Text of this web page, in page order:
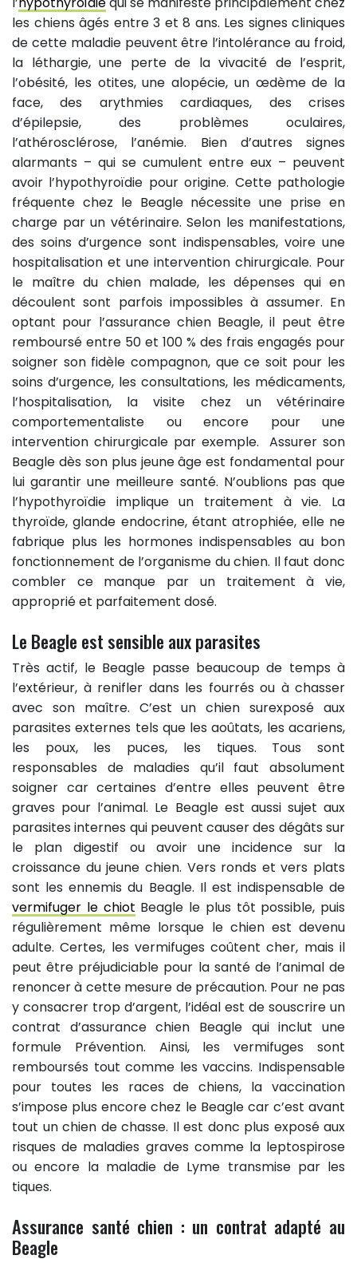
les chiens âgés entre 3 et 8 ans. Les signes cliniques
de cette maladie peuvent être l’intolérance au froid,
la léthargie, une perte de la vivacité de l’esprit,
l’obésité, les otites, une alopécie, un œdème de la
face, des arythmies cardiaques, des crises
d’épilepsie, des problèmes oculaires,
l’athérosclérose, l’anémie. Bien d’autres signes
alarmants – qui se cumulent entre eux – peuvent
avoir l’hypothyroïdie pour origine. Cette pathologie
fréquente chez le Beagle nécessite une prise en
charge par un vétérinaire. Selon les manifestations,
des soins d’urgence sont indispensables, voire une
hospitalisation et une intervention chirurgicale. Pour
le maître du chien malade, les dépenses qui en
découlent sont parfois impossibles à assumer. En
optant pour l’assurance chien Beagle, il peut être
remboursé entre 50 et 100 % des frais engagés pour
soigner son fidèle compagnon, que ce soit pour les
soins d’urgence, les consultations, les médicaments,
l’hospitalisation, la visite chez un vétérinaire
comportementaliste ou encore pour une
intervention chirurgicale par exemple. Assurer son
Beagle dès son plus jeune âge est fondamental pour
lui garantir une meilleure santé. N’oublions pas que
l’hypothyroïdie implique un traitement à vie. La
thyroïde, glande endocrine, étant atrophiée, elle ne
fabrique plus les hormones indispensables au bon
fonctionnement de l’organisme du chien. Il faut donc
combler ce manque par un traitement à vie,
approprié et parfaitement dosé.
Le Beagle est sensible aux parasites
Très actif, le Beagle passe beaucoup de temps à
l’extérieur, à renifler dans les fourrés ou à chasser
avec son maître. C’est un chien surexposé aux
parasites externes tels que les aoûtats, les acariens,
les poux, les puces, les tiques. Tous sont
responsables de maladies qu’il faut absolument
soigner car certaines d’entre elles peuvent être
graves pour l’animal. Le Beagle est aussi sujet aux
parasites internes qui peuvent causer des dégâts sur
le plan digestif ou avoir une incidence sur la
croissance du jeune chien. Vers ronds et vers plats
sont les ennemis du Beagle. Il est indispensable de
vermifuger le chiot Beagle le plus tôt possible, puis
régulièrement même lorsque le chien est devenu
adulte. Certes, les vermifuges coûtent cher, mais il
peut être préjudiciable pour la santé de l’animal de
renoncer à cette mesure de précaution. Pour ne pas
y consacrer trop d’argent, l’idéal est de souscrire un
contrat d’assurance chien Beagle qui inclut une
formule Prévention. Ainsi, les vermifuges sont
remboursés tout comme les vaccins. Indispensable
pour toutes les races de chiens, la vaccination
s’impose plus encore chez le Beagle car c’est avant
tout un chien de chasse. Il est donc plus exposé aux
risques de maladies graves comme la leptospirose
ou encore la maladie de Lyme transmise par les
tiques.
Assurance santé chien : un contrat adapté au
Beagle